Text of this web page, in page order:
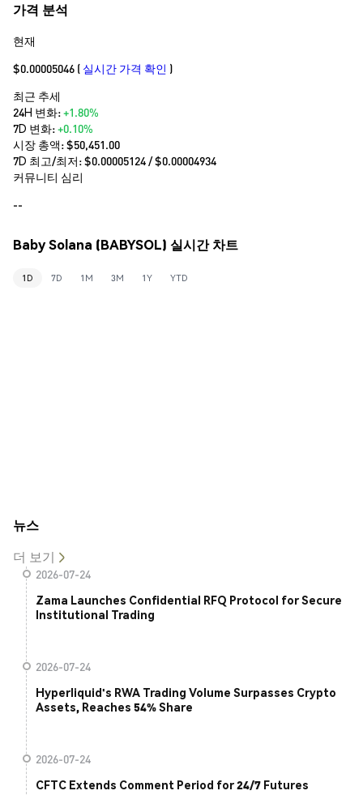
가격 분석
현재
$0.00005046 ( 실시간 가격 확인 )
최근 추세
24H 변화:+1.80%
7D 변화:+0.10%
시장 총액:$50,451.00
7D 최고/최저: $0.00005124/ $0.00004934
커뮤니티 심리
--
Baby Solana (BABYSOL) 실시간 차트
1D 7D 1M 3M 1Y YTD
뉴스
더 보기
2026-07-24
Zama Launches Confidential RFQ Protocol for Secure
Institutional Trading
2026-07-24
Hyperliquid's RWA Trading Volume Surpasses Crypto
Assets, Reaches 54% Share
2026-07-24
CFTC Extends Comment Period for 24/7 Futures